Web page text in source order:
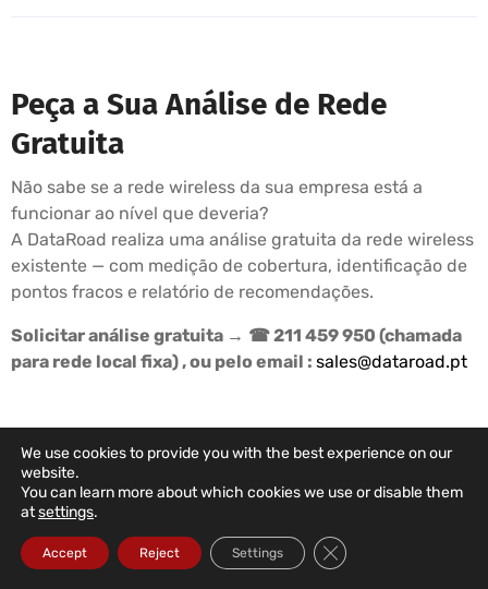
Peça a Sua Análise de Rede
Gratuita
Não sabe se a rede wireless da sua empresa está a
funcionar ao nível que deveria?
A DataRoad realiza uma análise gratuita da rede wireless
existente — com medição de cobertura, identificação de
pontos fracos e relatório de recomendações.
Solicitar análise gratuita → ☎ 211 459 950 (chamada
para rede local fixa) , ou pelo email : sales@dataroad.pt
DATAROAD SUPPORT PLANS
Your Company's IT
In The Right Hands
We use cookies to provide you with the best experience on our
website.
You can learn more about which cookies we use or disable them
atsettings.
Accept Reject Settings Close GDPR Cookie